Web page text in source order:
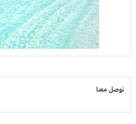
توصل معنا